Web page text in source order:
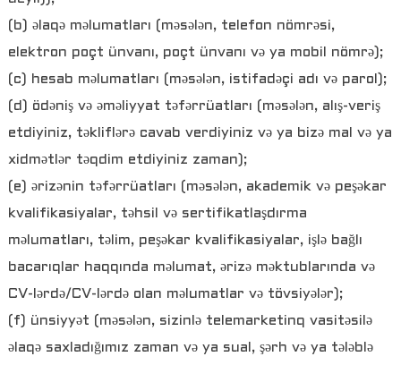
(b) əlaqə məlumatları (məsələn, telefon nömrəsi,
elektron poçt ünvanı, poçt ünvanı və ya mobil nömrə);
(c) hesab məlumatları (məsələn, istifadəçi adı və parol);
(d) ödəniş və əməliyyat təfərrüatları (məsələn, alış-veriş
etdiyiniz, təkliflərə cavab verdiyiniz və ya bizə mal və ya
xidmətlər təqdim etdiyiniz zaman);
(e) ərizənin təfərrüatları (məsələn, akademik və peşəkar
kvalifikasiyalar, təhsil və sertifikatlaşdırma
məlumatları, təlim, peşəkar kvalifikasiyalar, işlə bağlı
bacarıqlar haqqında məlumat, ərizə məktublarında və
CV-lərdə/CV-lərdə olan məlumatlar və tövsiyələr);
(f) ünsiyyət (məsələn, sizinlə telemarketinq vasitəsilə
əlaqə saxladığımız zaman və ya sual, şərh və ya tələblə